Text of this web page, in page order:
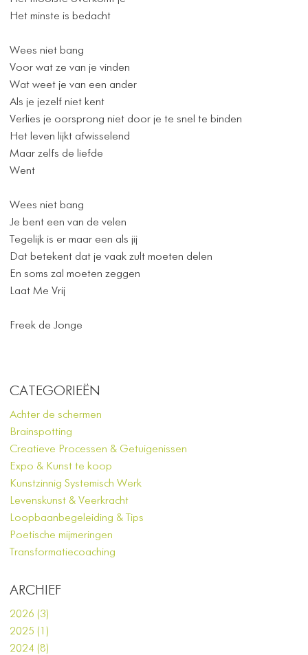
Het minste is bedacht
Wees niet bang
Voor wat ze van je vinden
Wat weet je van een ander
Als je jezelf niet kent
Verlies je oorsprong niet door je te snel te binden
Het leven lijkt afwisselend
Maar zelfs de liefde
Went
Wees niet bang
Je bent een van de velen
Tegelijk is er maar een als jij
Dat betekent dat je vaak zult moeten delen
En soms zal moeten zeggen
Laat Me Vrij
Freek de Jonge
CATEGORIEËN
Achter de schermen
Brainspotting
Creatieve Processen & Getuigenissen
Expo & Kunst te koop
Kunstzinnig Systemisch Werk
Levenskunst & Veerkracht
Loopbaanbegeleiding & Tips
Poetische mijmeringen
Transformatiecoaching
ARCHIEF
2026 (3)
2025 (1)
2024 (8)